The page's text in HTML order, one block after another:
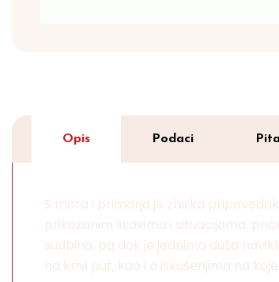
Opis Podaci
S mora i primorja je zbirka
prikazanim likovima i situacijama,
sudbina, pa dok je jednima duša
na krivi put, kao i o iskušenjima na